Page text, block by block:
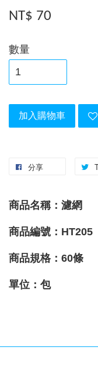
NT$ 70
數量
加入購物車
分享
商品名稱： 濾網
商品編號：HT205
商品規格：60條
單位：包